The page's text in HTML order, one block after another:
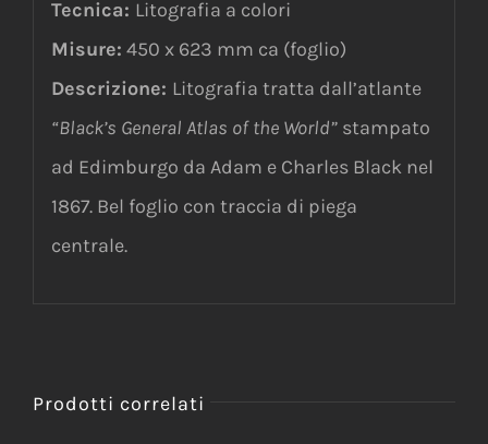
Tecnica: Litografia a colori
Misure: 450 x 623 mm ca (foglio)
Descrizione: Litografia tratta dall’atlante
“Black’s General Atlas of the World”stampato
ad Edimburgo da Adam e Charles Black nel
1867. Bel foglio con traccia di piega
centrale.
Prodotti correlati